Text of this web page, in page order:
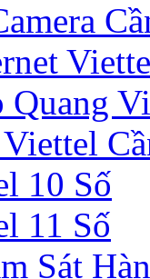
Quang
10 Số
11 Số
Sát